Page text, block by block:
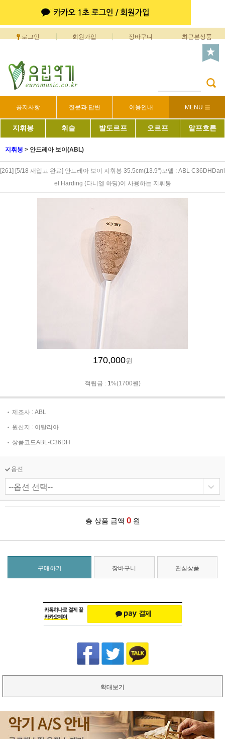
로그인 회원가입 장바구니 최근본상품
공지사항 질문과 답변 이용안내 MENU
지휘봉 휘슬 발도르프 오르프 알프호른
지휘봉 > 안드레아 보이(ABL)
[261] [5/18 재입고 완료] 안드레아 보이 지휘봉 35.5cm(13.9")모델 : ABL C36DHDani
el Harding (다니엘 하딩)이 사용하는 지휘봉
170,000원
적립금 : 1%(1700원)
제조사 : ABL
원산지 : 이탈리아
상품코드ABL-C36DH
옵션
총 상품 금액 0 원
구매하기 장바구니 관심상품
확대보기